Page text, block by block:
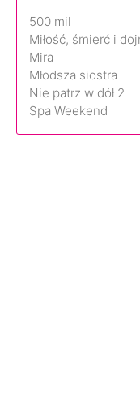
500 mil
Miłość, śmierć i
Mira
Młodsza siostra
Nie patrz w dół 2
Spa Weekend